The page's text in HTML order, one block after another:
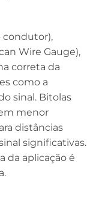
condutor),
Wire Gauge),
correta da
como a
sinal. Bitolas
menor
distâncias
significativas.
da aplicação é